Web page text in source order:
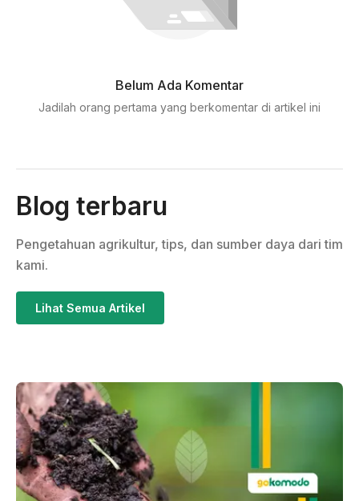
Belum Ada Komentar
Jadilah orang pertama yang berkomentar di artikel ini
Blog terbaru
Pengetahuan agrikultur, tips, dan sumber daya dari tim
kami.
Lihat Semua Artikel